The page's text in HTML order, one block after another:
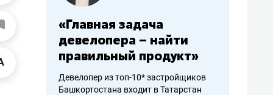
«Главная задача
девелопера – найти
правильный продукт»
Девелопер из топ-10* застройщиков
Башкортостана входит в Татарстан